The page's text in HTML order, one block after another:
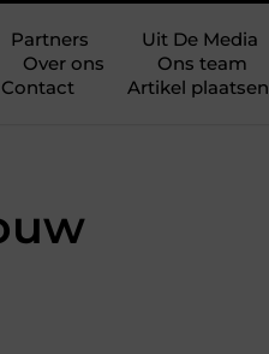
Partners
Uit De Media
Over ons
Ons team
Contact
Artikel plaatsen